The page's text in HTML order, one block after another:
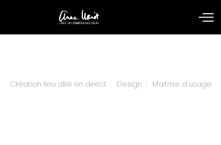
Création lieu allié en direct Design Maitrise d'usage